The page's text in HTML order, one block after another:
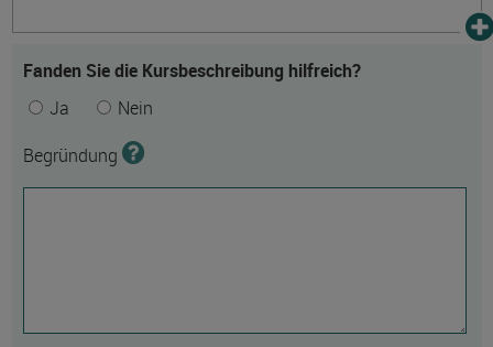
Fanden Sie die Kursbeschreibung hilfreich?
Ja
Nein
Begründung